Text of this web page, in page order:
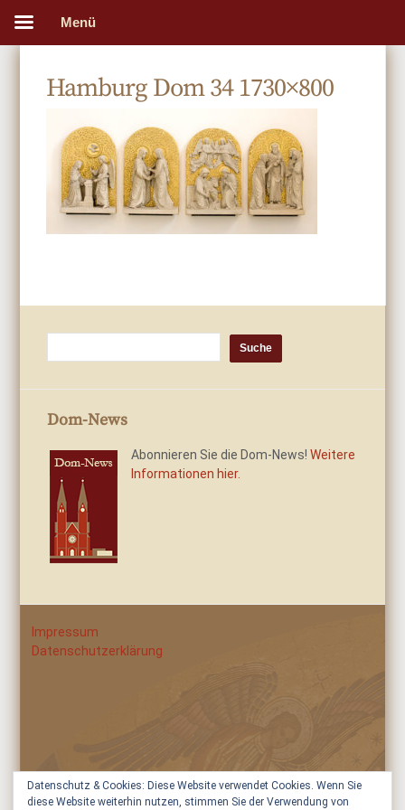
Hamburg Dom 34 1730×800
Dom-News
Abonnieren Sie die Dom-News!Weitere
Informationen hier.
Impressum
Datenschutzerklärung
Menü
Datenschutz & Cookies: Diese Website verwendet Cookies. Wenn Sie
diese Website weiterhin nutzen, stimmen Sie der Verwendung von